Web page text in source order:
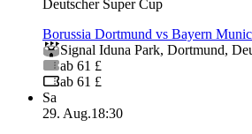
Deutscher Super Cup
Borussia Dortmund vs Bayern
Signal Iduna Park, Dortmund,
ab 61 £
ab 61 £
Sa
29. Aug.18:30